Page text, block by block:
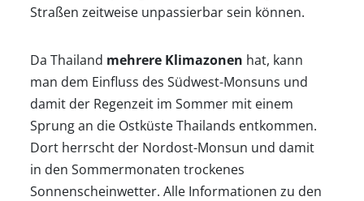
Straßen zeitweise unpassierbar sein können.
Da Thailand mehrere Klimazonen hat, kann
man dem Einfluss des Südwest-Monsuns und
damit der Regenzeit im Sommer mit einem
Sprung an die Ostküste Thailands entkommen.
Dort herrscht der Nordost-Monsun und damit
in den Sommermonaten trockenes
Sonnenscheinwetter. Alle Informationen zu den